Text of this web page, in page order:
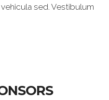
sed. Vestibulum